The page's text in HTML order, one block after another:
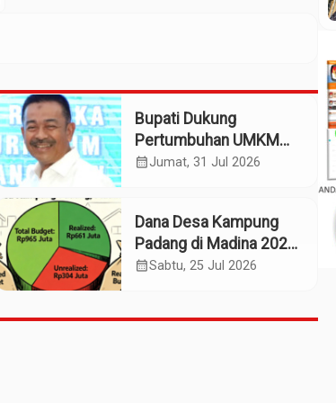
Bupati Dukung
Pertumbuhan UMKM
Termasuk Kampoeng
calendar_monthJumat, 31 Jul 2026
Dana Desa Kampung
Padang di Madina 2025:
Pagu Rp965 Juta,
calendar_monthSabtu, 25 Jul 2026